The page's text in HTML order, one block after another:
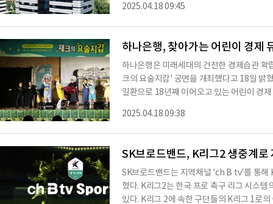
2940억원, 2023년 2958억원, 2024년
를 보이고 있다. 이를 통해 서민금융기관으
수금
2025.04.18 09:45
하나은행, 찾아가는 어린이 경제
하나은행은 미래세대의 건전한 경제습관
크의 요술지갑' 공연을 개최했다고 18일 밝
일환으로 18년째 이어오고 있는 어린이 경
는 뮤지컬이다.올해 첫 공연은 지난 16일 경
아동을 대상으로 막을 올렸다. 앞으로 청주
2025.04.18 09:38
SK브로드밴드, K리그2 생중계로
SK브로드밴드는 지역채널 'ch B tv'를 통해
혔다. K리그2는 한국 프로 축구 리그 시스
있다. K리그 2에 속한 구단들의 K리그 1로